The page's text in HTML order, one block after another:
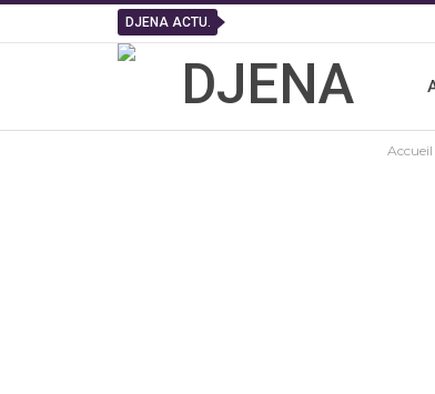
DJENA ACTU.
Accueil